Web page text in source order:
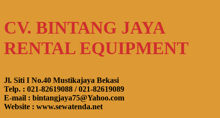
CV. BINTANG JAYA
RENTAL EQUIPMENT
Jl. Siti I No.40 Mustikajaya Bekasi
Telp. : 021-82619088 / 021-82619089
E-mail : bintangjaya75@Yahoo.com
Website : www.sewatenda.net